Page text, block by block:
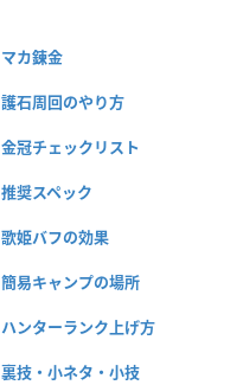
マカ錬金
護石周回のやり方
金冠チェックリスト
推奨スペック
歌姫バフの効果
簡易キャンプの場所
ハンターランク上げ方
裏技・小ネタ・小技